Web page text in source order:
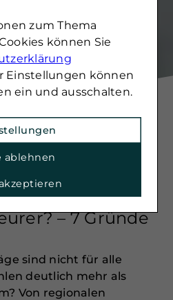
Versicherung
– 7 Gründe
sind nicht für alle
deutlich mehr als
Von regionalen
zum Thema
können Sie
Einstellungen können
ein und ausschalten.
ablehnen